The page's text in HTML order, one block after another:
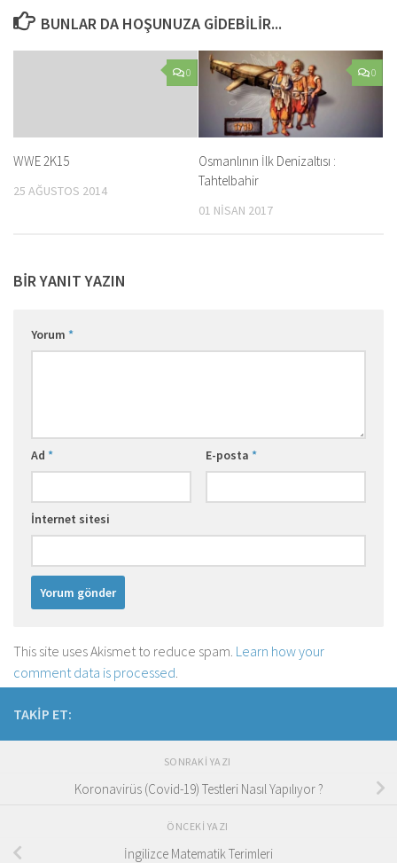
BUNLAR DA HOŞUNUZA GIDEBILIR...
0
WWE 2K15
25 AĞUSTOS 2014
0
Osmanlının İlk Denizaltısı :
Tahtelbahir
01 NISAN 2017
BIR YANIT YAZIN
Yorum *
Ad * E-posta *
İnternet sitesi
This site uses Akismet to reduce spam. Learn how your
comment data is processed.
TAKIP ET:
SONRAKI YAZI
Koronavirüs (Covid-19) Testleri Nasıl Yapılıyor ?
ÖNCEKI YAZI
İngilizce Matematik Terimleri